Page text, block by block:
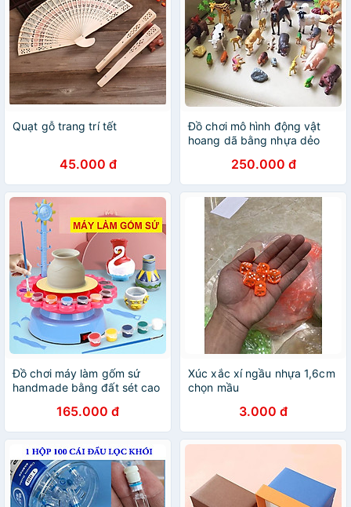
Quạt gỗ trang trí tết
45.000 đ
Đồ chơi mô hình động vật
hoang dã bằng nhựa dẻo
đồ chơi cho bé phân biệt
các con vật, con thú phát
triển trí não
250.000 đ
Đồ chơi máy làm gốm sứ
handmade bằng đất sét cao
tô dễ thương cho bé, quà
tặng sinh nhật
165.000 đ
Xúc xắc xí ngầu nhựa 1,6cm
chọn mầu
3.000 đ